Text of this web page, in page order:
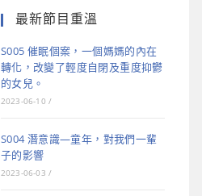
最新節目重溫
S005 催眠個案，一個媽媽的內在
轉化，改變了輕度自閉及重度抑鬱
的女兒。
2023-06-10 /
S004 潛意識—童年，對我們一輩
子的影響
2023-06-03 /